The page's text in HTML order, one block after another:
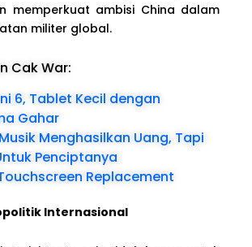
memperkuat ambisi China dalam
militer global.
Cak War:
6, Tablet Kecil dengan
Gahar
Menghasilkan Uang, Tapi
Penciptanya
Replacement
Internasional